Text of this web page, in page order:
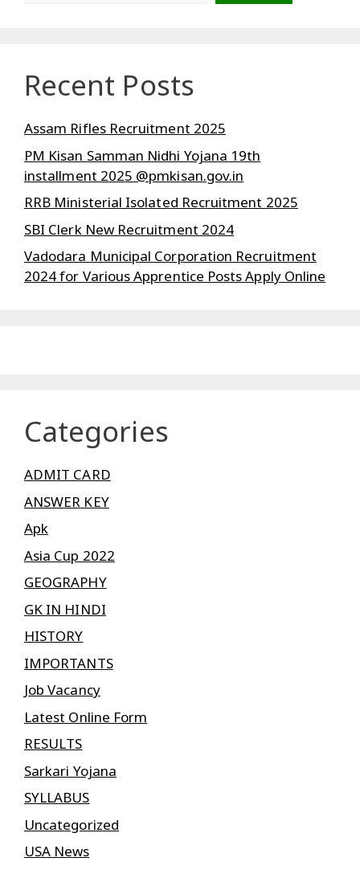
Recent Posts
Assam Rifles Recruitment 2025
PM Kisan Samman Nidhi Yojana 19th
installment 2025 @pmkisan.gov.in
RRB Ministerial Isolated Recruitment 2025
SBI Clerk New Recruitment 2024
Vadodara Municipal Corporation Recruitment
2024 for Various Apprentice Posts Apply Online
Categories
ADMIT CARD
ANSWER KEY
Apk
Asia Cup 2022
GEOGRAPHY
GK IN HINDI
HISTORY
IMPORTANTS
Job Vacancy
Latest Online Form
RESULTS
Sarkari Yojana
SYLLABUS
Uncategorized
USA News